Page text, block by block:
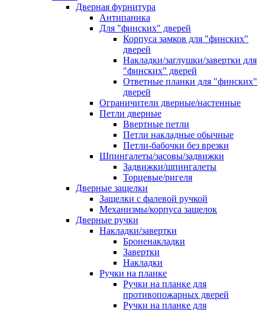
Дверная фурнитура
Антипаника
Для "финских" дверей
Корпуса замков для "финских"
дверей
Накладки/заглушки/завертки для
"финских" дверей
Ответные планки для "финских"
дверей
Ограничители дверные/настенные
Петли дверные
Ввертные петли
Петли накладные обычные
Петли-бабочки без врезки
Шпингалеты/засовы/задвижки
Задвижки/шпингалеты
Торцевые/ригеля
Дверные защелки
Защелки с фалевой ручкой
Механизмы/корпуса защелок
Дверные ручки
Накладки/завертки
Броненакладки
Завертки
Накладки
Ручки на планке
Ручки на планке для
противопожарных дверей
Ручки на планке для